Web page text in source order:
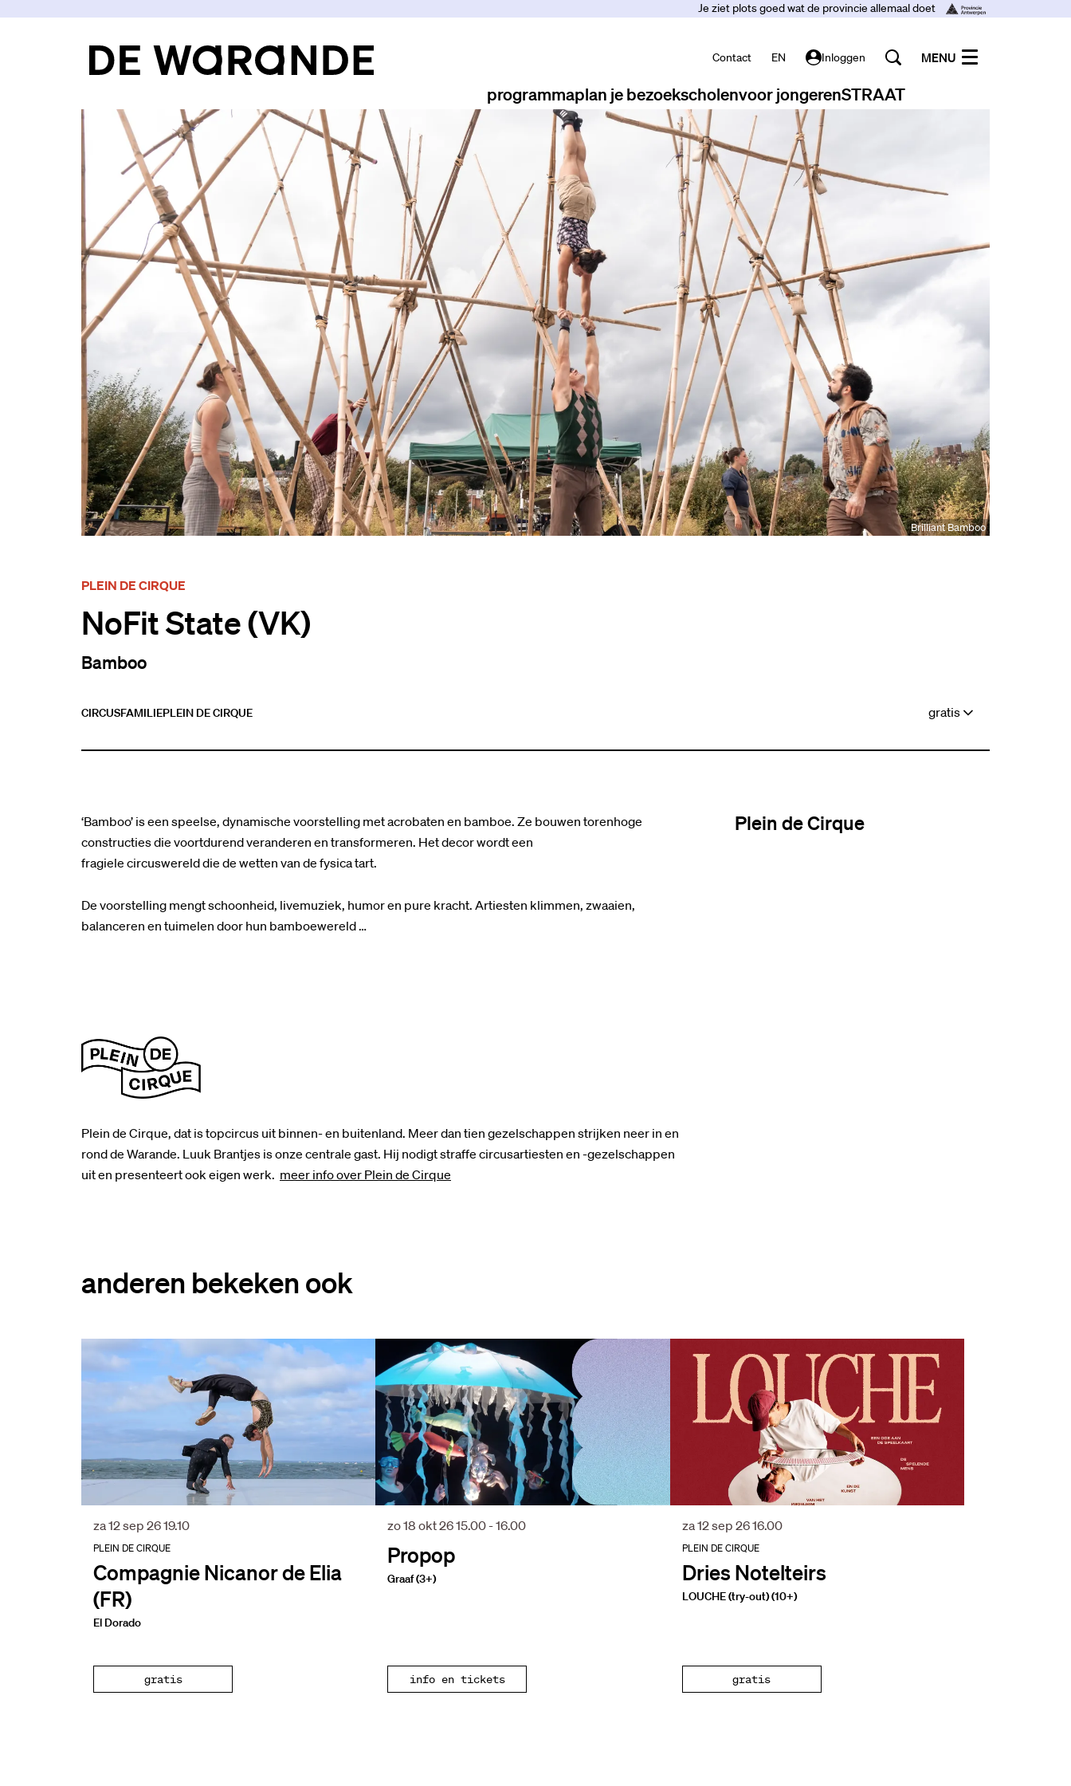
Je ziet plots goed wat de provincie allemaal doet
Contact EN Inloggen
programmaplan je bezoekscholenvoor jongerenSTRAAT
MENU
Brilliant Bamboo
NoFit State (VK)
Bamboo
PLEIN DE CIRQUE
CIRCUSFAMILIEPLEIN DE CIRQUE gratis
‘Bamboo’ is een speelse, dynamische voorstelling met acrobaten en bamboe. Ze bouwen torenhoge
constructies die voortdurend veranderen en transformeren. Het decor wordt een
fragiele circuswereld die de wetten van de fysica tart.
De voorstelling mengt schoonheid, livemuziek, humor en pure kracht. Artiesten klimmen, zwaaien,
balanceren en tuimelen door hun bamboewereld …
Plein de Cirque
Plein de Cirque, dat is topcircus uit binnen- en buitenland. Meer dan tien gezelschappen strijken neer in en
rond de Warande. Luuk Brantjes is onze centrale gast. Hij nodigt straffe circusartiesten en -gezelschappen
uit en presenteert ook eigen werk. meer info over Plein de Cirque
anderen bekeken ook
Compagnie Nicanor de Elia
(FR)
El Dorado
PLEIN DE CIRQUE
za 12 sep 2619.10
gratis
Propop
Graaf (3+)
zo 18 okt 2615.00 - 16.00
info en tickets
Dries Notelteirs
LOUCHE (try-out) (10+)
PLEIN DE CIRQUE
za 12 sep 2616.00
gratis